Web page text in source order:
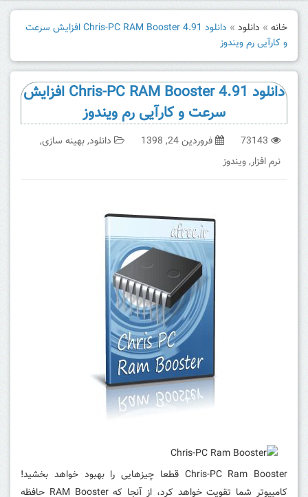
خانه » دانلود »
دانلود Chris-PC RAM Booster 4.91 افزایش سرعت
و کارآیی رم ویندوز
دانلود Chris-PC RAM Booster 4.91 افزایش
سرعت و کارآیی رم ویندوز
73143 فروردین 24, 1398 دانلود,بهینه سازی,
نرم افزار,ویندوز
Chris-PC Ram Booster قطعا چیزهایی را بهبود خواهد بخشید!
کامپیوتر شما تقویت خواهد کرد، از آنجا که RAM Booster حافظه